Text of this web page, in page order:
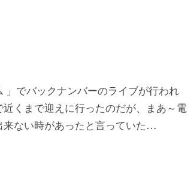
」でバックナンバーのライブが行われ
くまで迎えに行ったのだが、まあ～電
来ない時があったと言っていた…